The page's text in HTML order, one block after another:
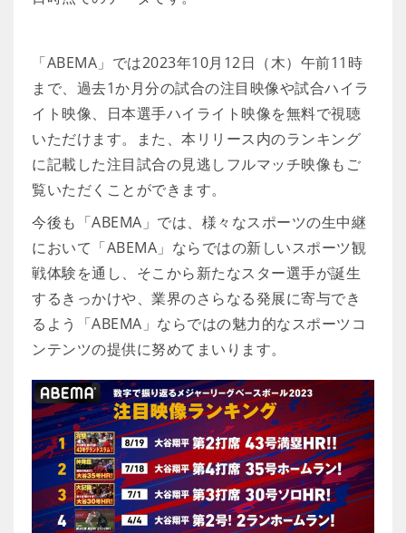
「ABEMA」では2023年10月12日（木）午前11時
まで、過去1か月分の試合の注目映像や試合ハイラ
イト映像、日本選手ハイライト映像を無料で視聴
いただけます。また、本リリース内のランキング
に記載した注目試合の見逃しフルマッチ映像もご
覧いただくことができます。
今後も「ABEMA」では、様々なスポーツの生中継
において「ABEMA」ならではの新しいスポーツ観
戦体験を通し、そこから新たなスター選手が誕生
するきっかけや、業界のさらなる発展に寄与でき
るよう「ABEMA」ならではの魅力的なスポーツコ
ンテンツの提供に努めてまいります。